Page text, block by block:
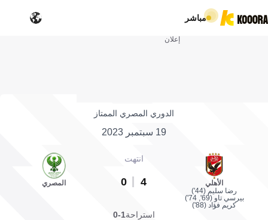
مباشر
إعلان
الدوري المصري الممتاز
19 سبتمبر 2023
الأهلي
رضا سليم (44')
بيرسي تاو (69', 74')
كريم فؤاد (88')
انتهت
4
0 المصري
استراحة1-0